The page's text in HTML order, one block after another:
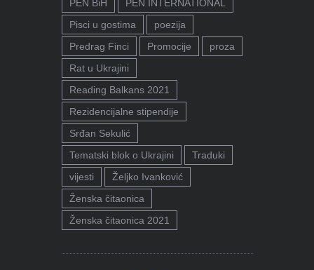
PEN BiH
PEN INTERNATIONAL
Pisci u gostima
poezija
Predrag Finci
Promocije
proza
Rat u Ukrajini
Reading Balkans 2021
Rezidencijalne stipendije
Srđan Sekulić
Tematski blok o Ukrajini
Traduki
vijesti
Željko Ivanković
Ženska čitaonica
Ženska čitaonica 2021